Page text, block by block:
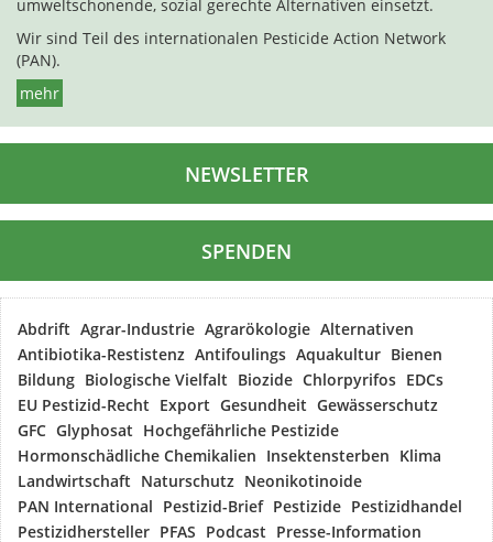
umweltschonende, sozial gerechte Alternativen einsetzt.
Wir sind Teil des internationalen Pesticide Action Network
(PAN).
mehr
NEWSLETTER
SPENDEN
Abdrift Agrar-Industrie Agrarökologie Alternativen
Antibiotika-Restistenz Antifoulings Aquakultur Bienen
Bildung Biologische Vielfalt Biozide Chlorpyrifos EDCs
EU Pestizid-Recht Export Gesundheit Gewässerschutz
GFC Glyphosat Hochgefährliche Pestizide
Hormonschädliche Chemikalien Insektensterben Klima
Landwirtschaft Naturschutz Neonikotinoide
PAN International Pestizid-Brief Pestizide Pestizidhandel
Pestizidhersteller PFAS Podcast Presse-Information